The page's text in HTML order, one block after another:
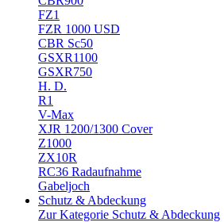
FZ1
FZR 1000 USD
CBR Sc50
GSXR1100
GSXR750
H. D.
R1
V-Max
XJR 1200/1300 Cover
Z1000
ZX10R
RC36 Radaufnahme
Gabeljoch
Schutz & Abdeckung
Zur Kategorie Schutz & Abdeckung